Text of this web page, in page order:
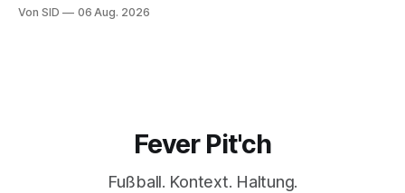
Von SID 06 Aug. 2026
Fever Pit'ch
Fußball. Kontext. Haltung.